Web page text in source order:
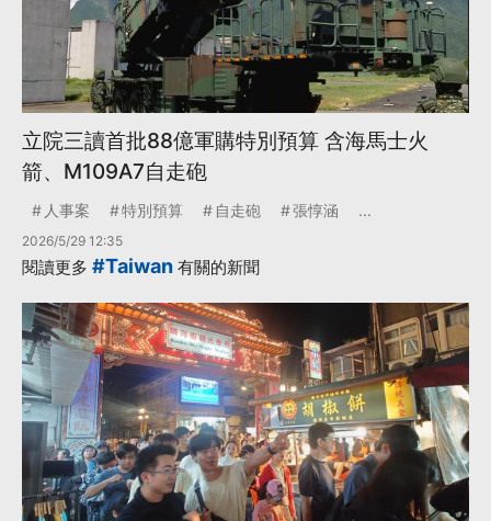
立院三讀首批88億軍購特別預算 含海馬士火
箭、M109A7自走砲
人事案 特別預算 自走砲 張惇涵 ...
2026/5/29 12:35
閱讀更多 #Taiwan 有關的新聞